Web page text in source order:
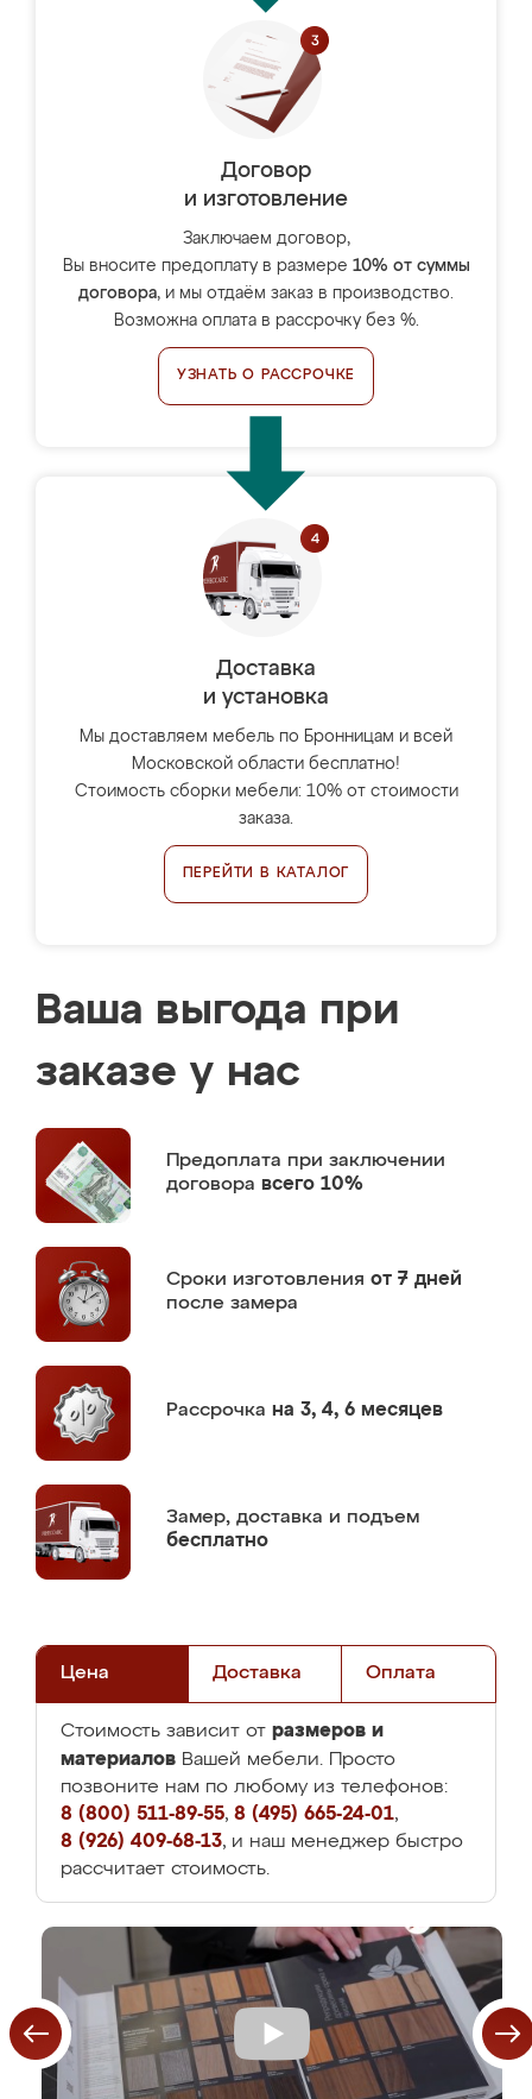
Договор
и изготовление
Заключаем договор,
Вы вносите предоплату в размере 10% от суммы
договора, и мы отдаём заказ в производство.
Возможна оплата в рассрочку без %.
УЗНАТЬ О РАССРОЧКЕ
Доставка
и установка
Мы доставляем мебель по Бронницам и всей
Московской области бесплатно!
Стоимость сборки мебели: 10% от стоимости
заказа.
ПЕРЕЙТИ В КАТАЛОГ
Ваша выгода при
заказе у нас
Предоплата при заключении
договора всего 10%
Сроки изготовления от 7 дней
после замера
Рассрочка на 3, 4, 6 месяцев
Замер, доставка и подъем
бесплатно
Цена Доставка Оплата
Стоимость зависит от размеров и
материалов Вашей мебели. Просто
позвоните нам по любому из телефонов:
8 (800) 511-89-55, 8 (495) 665-24-01,
8 (926) 409-68-13, и наш менеджер быстро
рассчитает стоимость.